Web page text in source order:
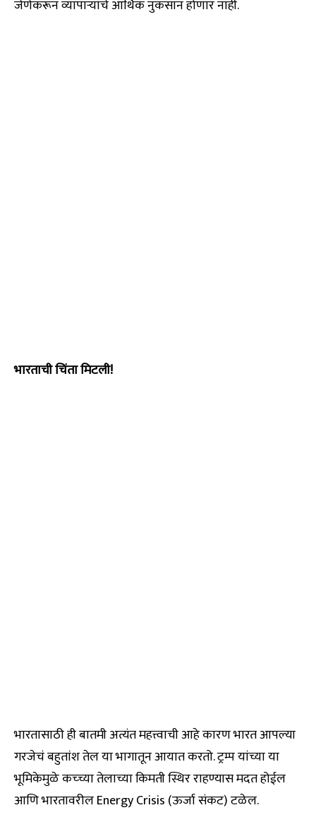
जेणेकरून व्यापाऱ्यांचे आर्थिक नुकसान होणार नाही.
भारताची चिंता मिटली!
भारतासाठी ही बातमी अत्यंत महत्त्वाची आहे कारण भारत आपल्या
गरजेचं बहुतांश तेल या भागातून आयात करतो. ट्रम्प यांच्या या
भूमिकेमुळे कच्च्या तेलाच्या किमती स्थिर राहण्यास मदत होईल
आणि भारतावरील Energy Crisis (ऊर्जा संकट) टळेल.